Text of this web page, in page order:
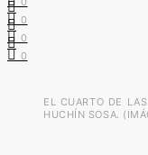
0
0
0
EL CUARTO DE
HUCHÍN SOSA.